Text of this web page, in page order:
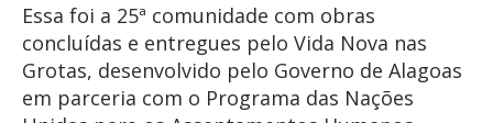
Essa foi a 25ª comunidade com obras
concluídas e entregues pelo Vida Nova nas
Grotas, desenvolvido pelo Governo de Alagoas
em parceria com o Programa das Nações